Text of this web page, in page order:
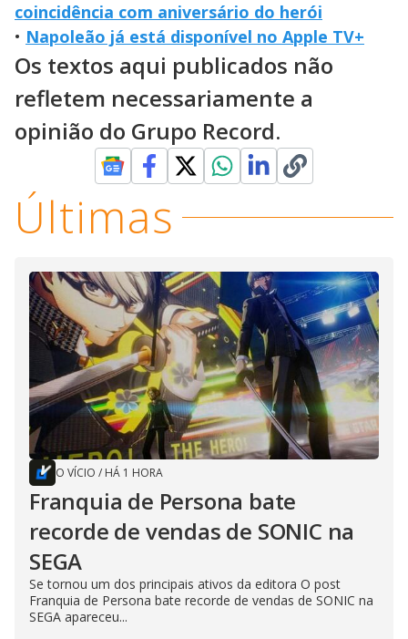
coincidência com aniversário do herói
• Napoleão já está disponível no Apple TV+
Os textos aqui publicados não
refletem necessariamente a
opinião do Grupo Record.
Últimas
O VÍCIO / HÁ 1 HORA
Franquia de Persona bate
recorde de vendas de SONIC na
SEGA
Se tornou um dos principais ativos da editora O post
Franquia de Persona bate recorde de vendas de SONIC na
SEGA apareceu...